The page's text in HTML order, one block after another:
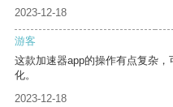
2023-12-18
游客
这款加速器app的操作有点复杂
化。
2023-12-18